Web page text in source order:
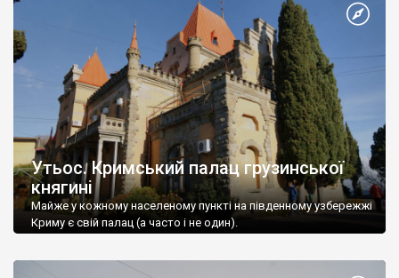
Утьос. Кримський палац грузинської
княгині
Майже у кожному населеному пункті на південному узбережжі
Криму є свій палац (а часто і не один).